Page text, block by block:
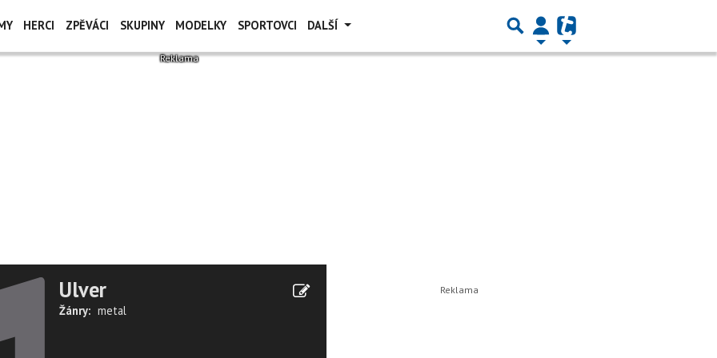
HERCI ZPĚVÁCI SKUPINY MODELKY SPORTOVCI DALŠÍ
Ulver
Žánry: metal